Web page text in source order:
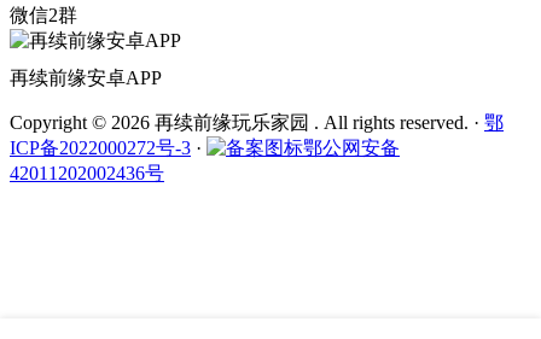
微信2群
再续前缘安卓APP
Copyright © 2026 再续前缘玩乐家园 . All rights reserved. · 鄂
ICP备2022000272号-3 ·
鄂公网安备
42011202002436号